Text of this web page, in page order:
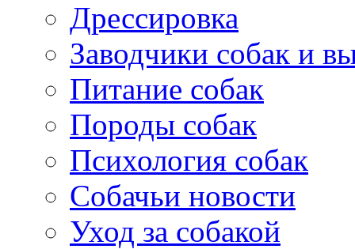
Дрессировка
Заводчики собак и
Питание собак
Породы собак
Психология собак
Собачьи новости
Уход за собакой